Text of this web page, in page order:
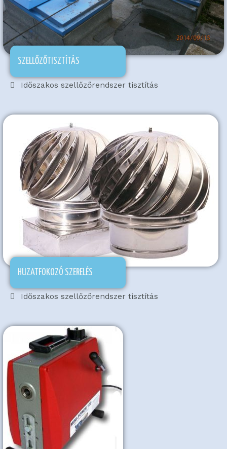
SZELLŐZŐTISZTÍTÁS
Időszakos szellőzőrendszer tisztítás
HUZATFOKOZÓ SZERELÉS
Időszakos szellőzőrendszer tisztítás